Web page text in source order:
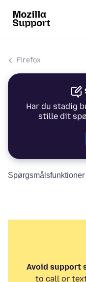
Firefox
Har du stadig
stille dit
Spørgsmålsfunktioner
Avoid support
to call or